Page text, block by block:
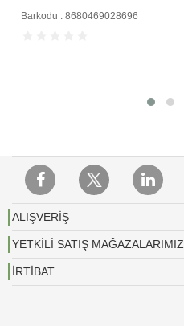
Barkodu : 8680469028696
ALIŞVERİŞ
YETKİLİ SATIŞ MAĞAZALARIMIZ
İRTİBAT